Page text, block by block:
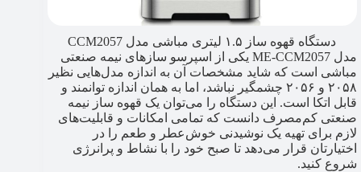
دستگاه قهوه ساز ۱.۵ لیتری مباشی مدل CCM2057
مدل ME-CCM2057 یکی از اسپرسو سازهای نیمه صنعتی
مباشی است که شاید مشخصات آن به اندازه مدل‌هایی نظیر
۲۰۵۸ و ۲۰۵۶ چشمگیر نباشد، اما به همان اندازه توانمند و
قابل اتکا است. این دستگاه را می‌توان یک قهوه ساز نیمه
صنعتی کم‌مصرف دانست که تمامی امکانات و قابلیت‌های
لازم برای تهیه یک نوشیدنی خوش‌عطر و طعم را در
اختیارتان قرار می‌دهد تا صبح خود را با نشاط و پرانرژی
شروع کنید.